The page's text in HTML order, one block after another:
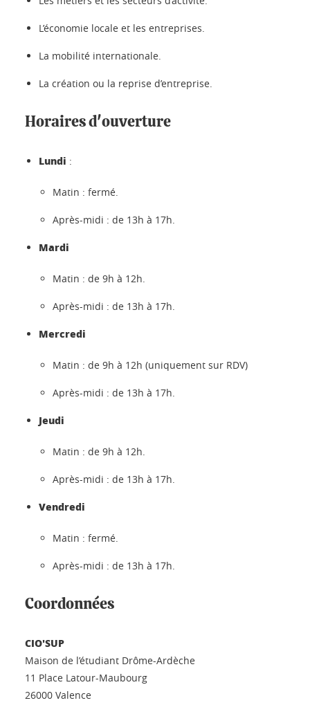
L’économie locale et les entreprises.
La mobilité internationale.
La création ou la reprise d’entreprise.
Horaires d'ouverture
Lundi :
Matin : fermé.
Après-midi : de 13h à 17h.
Mardi
Matin : de 9h à 12h.
Après-midi : de 13h à 17h.
Mercredi
Matin : de 9h à 12h (uniquement sur RDV)
Après-midi : de 13h à 17h.
Jeudi
Matin : de 9h à 12h.
Après-midi : de 13h à 17h.
Vendredi
Matin : fermé.
Après-midi : de 13h à 17h.
Coordonnées
CIO'SUP
Maison de l’étudiant Drôme-Ardèche
11 Place Latour-Maubourg
26000 Valence